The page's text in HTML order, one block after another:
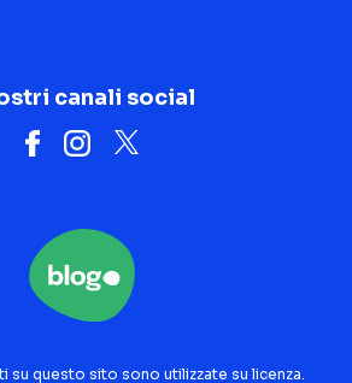
canali social
su questo sito sono utilizzate su licenza.